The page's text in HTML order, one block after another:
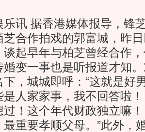
据香港媒体报导，锋
芝合作拍戏的郭富城，昨
谈起早年与柏芝曾经合作
婚变一事也是听报道才知
，城城即呼：“这就是好
是人家家事，我不回答啦
过！这个年代财政独立嘛
最重要孝顺父母。”此外，